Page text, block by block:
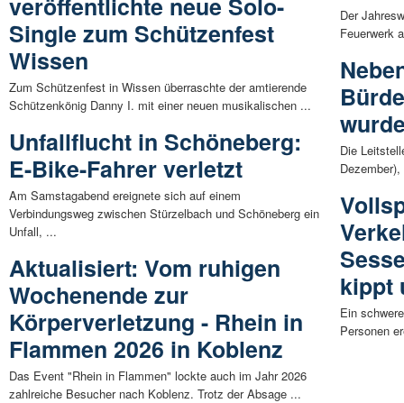
Single zum Schützenfest
Wissen
Zum Schützenfest in Wissen überraschte der amtierende
Schützenkönig Danny I. mit einer neuen musikalischen ...
Unfallflucht in Schöneberg:
E-Bike-Fahrer verletzt
Am Samstagabend ereignete sich auf einem
Verbindungsweg zwischen Stürzelbach und Schöneberg ein
Unfall, ...
Aktualisiert: Vom ruhigen
Wochenende zur
Körperverletzung - Rhein in
Flammen 2026 in Koblenz
Das Event "Rhein in Flammen" lockte auch im Jahr 2026
zahlreiche Besucher nach Koblenz. Trotz der Absage ...
Der
Feuerwerk
Die
kippt
Ein
Personen